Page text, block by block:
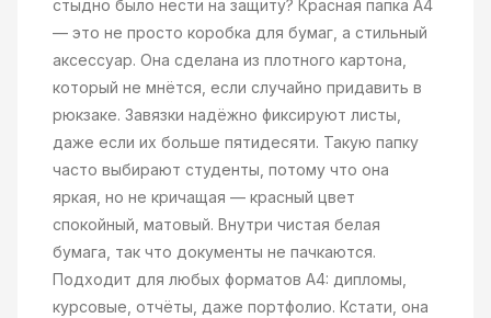
стыдно было нести на защиту? Красная папка А4
— это не просто коробка для бумаг, а стильный
аксессуар. Она сделана из плотного картона,
который не мнётся, если случайно придавить в
рюкзаке. Завязки надёжно фиксируют листы,
даже если их больше пятидесяти. Такую папку
часто выбирают студенты, потому что она
яркая, но не кричащая — красный цвет
спокойный, матовый. Внутри чистая белая
бумага, так что документы не пачкаются.
Подходит для любых форматов А4: дипломы,
курсовые, отчёты, даже портфолио. Кстати, она